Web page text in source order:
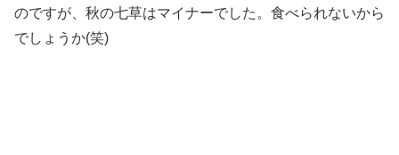
のですが、秋の七草はマイナーでした。食べられないから
でしょうか(笑)